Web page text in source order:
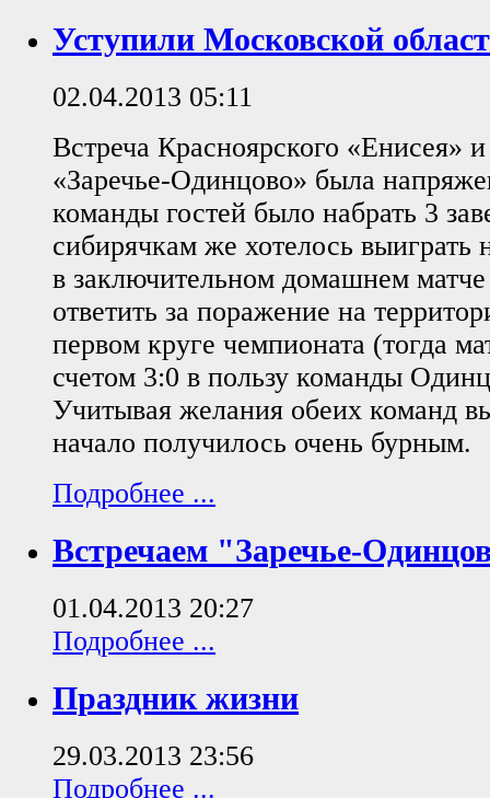
Уступили Московской
02.04.2013 05:11
Встреча Красноярского «Енисея»
«Заречье-Одинцово» была
команды гостей было набрать 3
сибирячкам же хотелось выиграть
в заключительном домашнем матче
ответить за поражение на
первом круге чемпионата (тогда
счетом 3:0 в пользу команды
Учитывая желания обеих команд
начало получилось очень бурным.
Подробнее ...
Встречаем "Заречье-
01.04.2013 20:27
Подробнее ...
Праздник жизни
29.03.2013 23:56
Подробнее ...